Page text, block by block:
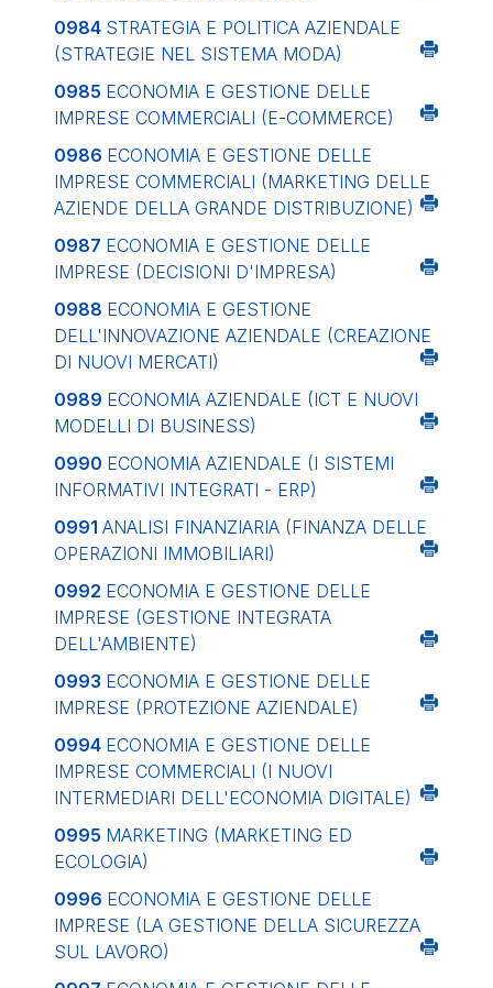
0984 STRATEGIA E POLITICA AZIENDALE
(STRATEGIE NEL SISTEMA MODA)
0985 ECONOMIA E GESTIONE DELLE
IMPRESE COMMERCIALI (E-COMMERCE)
0986 ECONOMIA E GESTIONE DELLE
IMPRESE COMMERCIALI (MARKETING DELLE
AZIENDE DELLA GRANDE DISTRIBUZIONE)
0987 ECONOMIA E GESTIONE DELLE
IMPRESE (DECISIONI D'IMPRESA)
0988 ECONOMIA E GESTIONE
DELL'INNOVAZIONE AZIENDALE (CREAZIONE
DI NUOVI MERCATI)
0989 ECONOMIA AZIENDALE (ICT E NUOVI
MODELLI DI BUSINESS)
0990 ECONOMIA AZIENDALE (I SISTEMI
INFORMATIVI INTEGRATI - ERP)
0991 ANALISI FINANZIARIA (FINANZA DELLE
OPERAZIONI IMMOBILIARI)
0992 ECONOMIA E GESTIONE DELLE
IMPRESE (GESTIONE INTEGRATA
DELL'AMBIENTE)
0993 ECONOMIA E GESTIONE DELLE
IMPRESE (PROTEZIONE AZIENDALE)
0994 ECONOMIA E GESTIONE DELLE
IMPRESE COMMERCIALI (I NUOVI
INTERMEDIARI DELL'ECONOMIA DIGITALE)
0995 MARKETING (MARKETING ED
ECOLOGIA)
0996 ECONOMIA E GESTIONE DELLE
IMPRESE (LA GESTIONE DELLA SICUREZZA
SUL LAVORO)